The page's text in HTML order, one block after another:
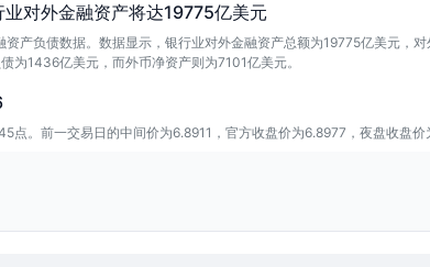
对外金融资产将达19775亿美元
产负债数据。数据显示，银行业对外金融资产总额为19775亿美元，对
为1436亿美元，而外币净资产则为7101亿美元。
点。前一交易日的中间价为6.8911，官方收盘价为6.8977，夜盘收盘价